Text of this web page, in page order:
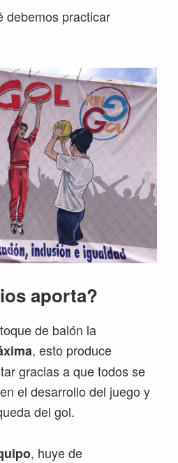
debemos practicar
aporta?
de balón la
, esto produce
gracias a que todos se
el desarrollo del juego y
del gol.
, huye de